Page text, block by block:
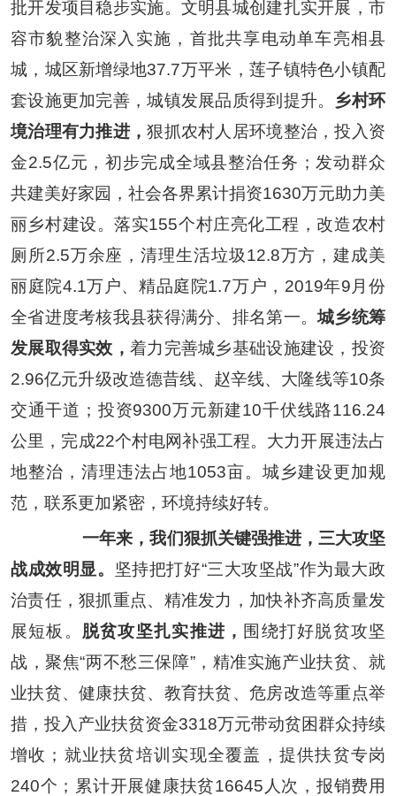
批开发项目稳步实施。文明县城创建扎实开展，市
容市貌整治深入实施，首批共享电动单车亮相县
城，城区新增绿地37.7万平米，莲子镇特色小镇配
套设施更加完善，城镇发展品质得到提升。
乡村环
境治理有力推进，狠抓农村人居环境整治，投入资
金2.5亿元，初步完成全域县整治任务；发动群众
共建美好家园，社会各界累计捐资1630万元助力美
丽乡村建设。落实155个村庄亮化工程，改造农村
厕所2.5万余座，清理生活垃圾12.8万方，建成美
丽庭院4.1万户、精品庭院1.7万户， 2019年9 月份
全省进度考核我县获得满分、排名第一。城乡统筹
发展取得实效， 着力完善城乡基础设施建设，投资
2.96亿元升级改造德昔线、赵辛线、大隆线等10条
交通干道；投资9300万元新建10千伏线路116.24
公里，完成22个村电网补强工程。大力开展违法占
地整治，清理违法占地1053亩。城乡建设更加规
范，联系更加紧密，环境持续好转。
一年来，我们狠抓关键强推进，三大攻坚
战成效明显。
坚持把打好“三大攻坚战”作为最大政
治责任，狠抓重点、精准发力，加快补齐高质量发
展短板。 脱贫攻坚扎实推进， 围绕打好脱贫攻坚
战，聚焦“两不愁三保障”，精准实施产业扶贫、就
业扶贫、健康扶贫、教育扶贫、危房改造等重点举
措，投入产业扶贫资金3318万元带动贫困群众持续
增收；就业扶贫培训实现全覆盖，提供扶贫专岗
240个；累计开展健康扶贫16645 人次，报销费用